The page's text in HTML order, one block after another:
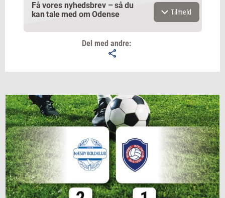
Få vores nyhedsbrev – så du
kan tale med om Odense
Navn
Jeg vil gerne modtage et nyhedsoverblik, samt
relevante tilbud og brugerfordele på mail. Det er altid
muligt at afmelde.
Privatlivspolitik.
Tilmeld
Del med andre: